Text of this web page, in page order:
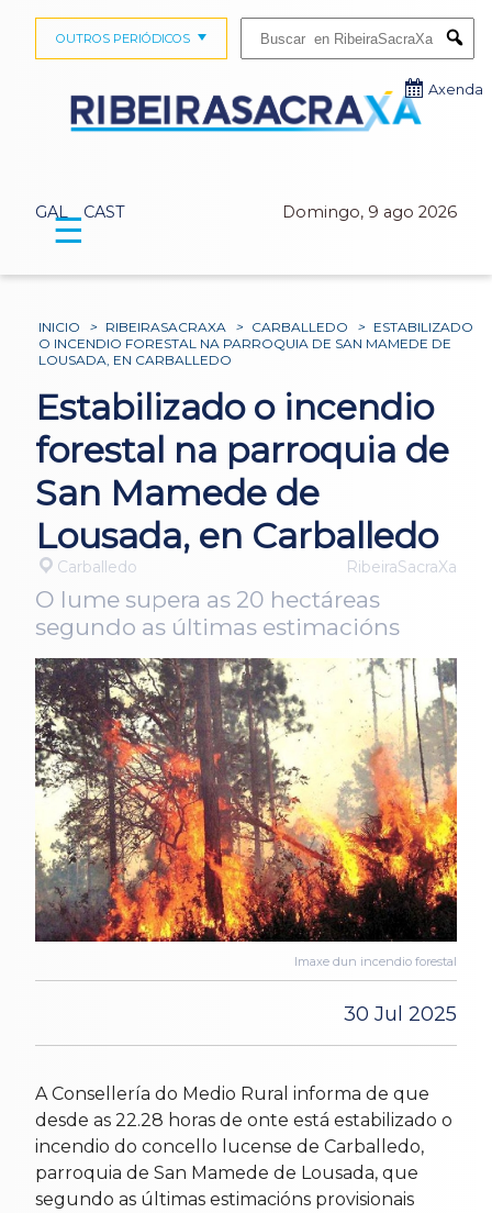
GAL CAST Domingo, 9 ago 2026
OUTROS PERIÓDICOS
Axenda
☰
INICIO > RIBEIRASACRAXA > CARBALLEDO > ESTABILIZADO
O INCENDIO FORESTAL NA PARROQUIA DE SAN MAMEDE DE
LOUSADA, EN CARBALLEDO
Estabilizado o incendio
forestal na parroquia de
San Mamede de
Lousada, en Carballedo
Carballedo RibeiraSacraXa
O lume supera as 20 hectáreas
segundo as últimas estimacións
Imaxe dun incendio forestal
30 Jul 2025
A Consellería do Medio Rural informa de que
desde as 22.28 horas de onte está estabilizado o
incendio do concello lucense de Carballedo,
parroquia de San Mamede de Lousada, que
segundo as últimas estimacións provisionais